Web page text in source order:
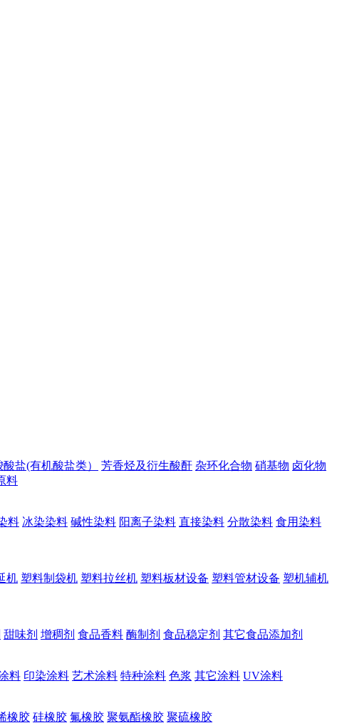
酸盐(有机酸盐类） 芳香烃及衍生酸酐 杂环化合物 硝基物 卤化物
料
料 冰染染料 碱性染料 阳离子染料 直接染料 分散染料 食用染料
机 塑料制袋机 塑料拉丝机 塑料板材设备 塑料管材设备 塑机辅机
甜味剂 增稠剂 食品香料 酶制剂 食品稳定剂 其它食品添加剂
料 印染涂料 艺术涂料 特种涂料 色浆 其它涂料 UV涂料
橡胶 硅橡胶 氟橡胶 聚氨酯橡胶 聚硫橡胶